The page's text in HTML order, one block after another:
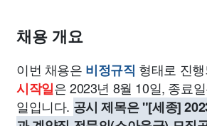
채용 개요
이번 채용은 비정규직 형태로 진
시작일은 2023년 8월 10일, 종료
일입니다. 공시 제목은 "[세종]